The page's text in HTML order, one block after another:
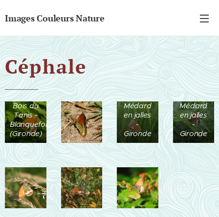
Images Couleurs Nature
Céphale
Bois du
Tanis -
Blanquefort
(Gironde)
Bois de
Médard
en jalles
-
Gironde
Bois du
Lignan -
St
Médard
en jalles
-
Gironde